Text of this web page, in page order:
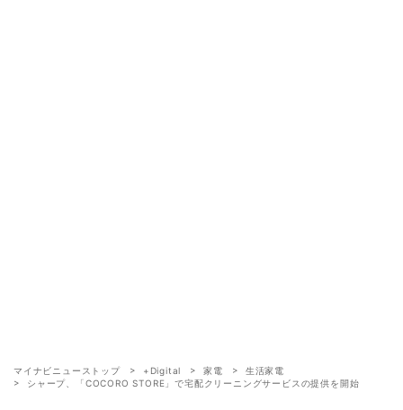
マイナビニューストップ +Digital 家電
生活家電
シャープ、「COCORO STORE」で宅配クリーニングサービスの提供を開始